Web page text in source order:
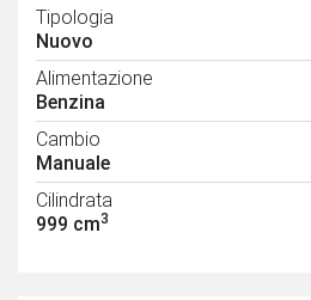
Tipologia
Nuovo
Alimentazione
Benzina
Cambio
Manuale
Cilindrata
999 cm3